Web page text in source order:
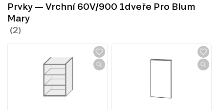
Prvky — Vrchní 60V/900 1dveře Pro Blum
Mary